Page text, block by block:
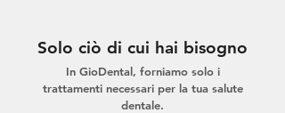
Solo ciò di cui hai bisogno
In GioDental, forniamo solo i
trattamenti necessari per la tua salute
dentale.